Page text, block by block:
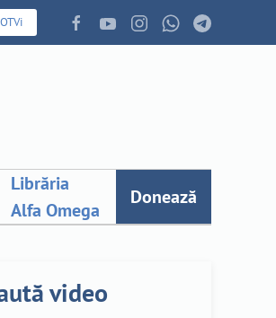
Librăria
Alfa Omega
Donează
video